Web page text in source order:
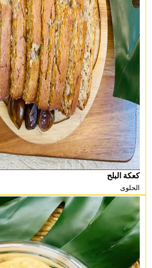
كعكة البلح
الحلوى